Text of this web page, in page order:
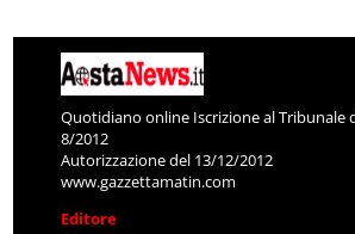
Quotidiano online Iscrizione al Tribunale
8/2012
Autorizzazione del 13/12/2012
www.gazzettamatin.com
Editore